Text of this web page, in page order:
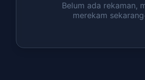
Belum ada rekaman,
merekam